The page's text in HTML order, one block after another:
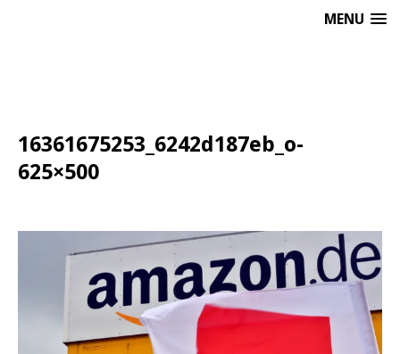
MENU
16361675253_6242d187eb_o-
625×500